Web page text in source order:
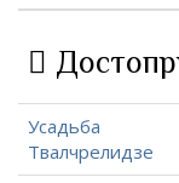
Усадьба
Твалчрелидзе